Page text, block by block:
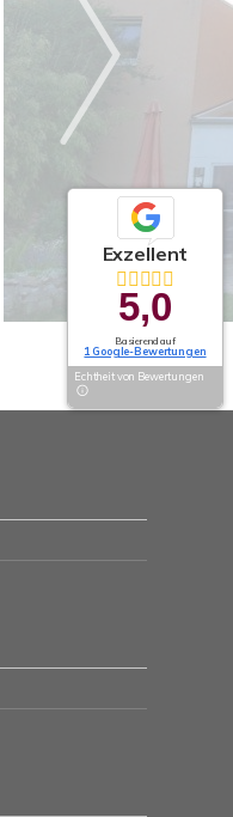
Exzellent
5,0
Basierend auf
1 Google-Bewertungen
Echtheit von Bewertungen